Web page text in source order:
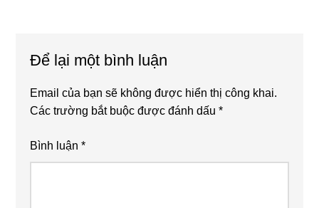
Interactions
Để lại một bình luận
Email của bạn sẽ không được hiển thị công khai.
Các trường bắt buộc được đánh dấu*
Bình luận*